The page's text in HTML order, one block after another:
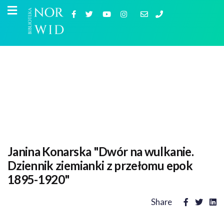
Janina Konarska "Dwór na wulkanie.
Dziennik ziemianki z przełomu epok
1895-1920"
Share